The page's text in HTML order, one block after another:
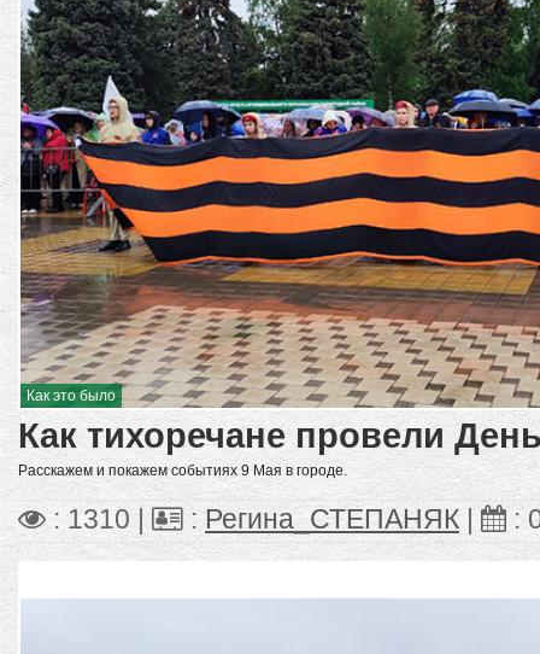
Как это было
Как тихоречане провели
Расскажем и покажем событиях 9 Мая в городе.
: 1310 | : Регина_СТЕПАНЯК | :